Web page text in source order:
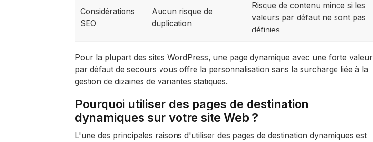
Considérations
SEO
Aucun risque de
duplication
Risque de contenu mince si les
valeurs par défaut ne sont pas
définies
Pour la plupart des sites WordPress, une page dynamique avec une forte valeur
par défaut de secours vous offre la personnalisation sans la surcharge liée à la
gestion de dizaines de variantes statiques.
Pourquoi utiliser des pages de destination
dynamiques sur votre site Web ?
L'une des principales raisons d'utiliser des pages de destination dynamiques est